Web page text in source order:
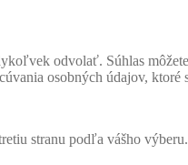
odvolať. Súhlas
osobných údajov, ktoré
stranu podľa vášho